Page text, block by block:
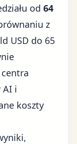
od 64
z
USD do 65
AI i
koszty